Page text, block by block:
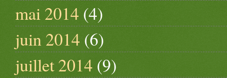
mai 2014 (4)
juin 2014 (6)
juillet 2014 (9)